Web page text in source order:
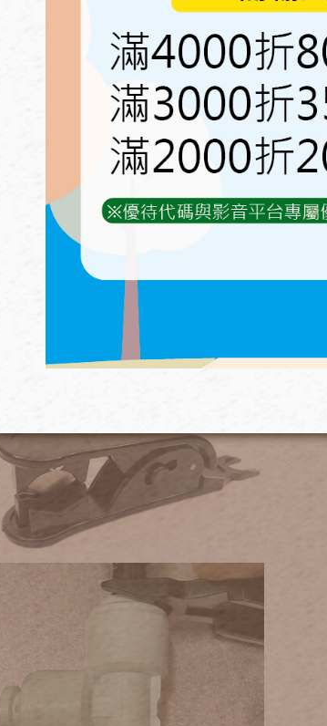
(2)快拆插頭黑色水管剪 (需鎖定型、附
使用務必注意剪完需進行鎖定，避免危險。